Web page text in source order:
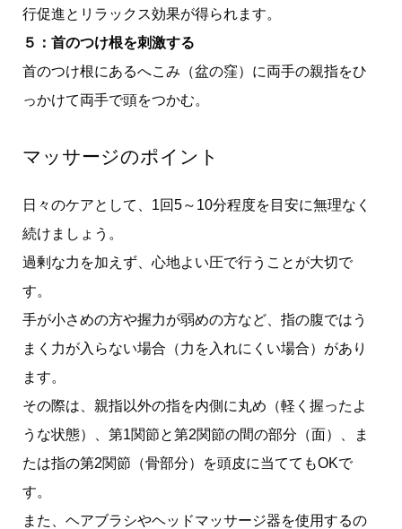
行促進とリラックス効果が得られます。
５：首のつけ根を刺激する
首のつけ根にあるへこみ（盆の窪）に両手の親指をひ
っかけて両手で頭をつかむ。
マッサージのポイント
日々のケアとして、1回5～10分程度を目安に無理なく
続けましょう。
過剰な力を加えず、心地よい圧で行うことが大切で
す。
手が小さめの方や握力が弱めの方など、指の腹ではう
まく力が入らない場合（力を入れにくい場合）があり
ます。
その際は、親指以外の指を内側に丸め（軽く握ったよ
うな状態）、第1関節と第2関節の間の部分（面）、ま
たは指の第2関節（骨部分）を頭皮に当ててもOKで
す。
また、ヘアブラシやヘッドマッサージ器を使用するの